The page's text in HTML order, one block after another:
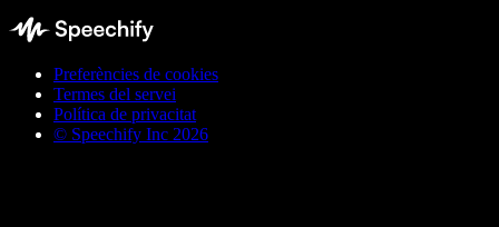
Preferències de cookies
Termes del servei
Política de privacitat
© Speechify Inc 2026